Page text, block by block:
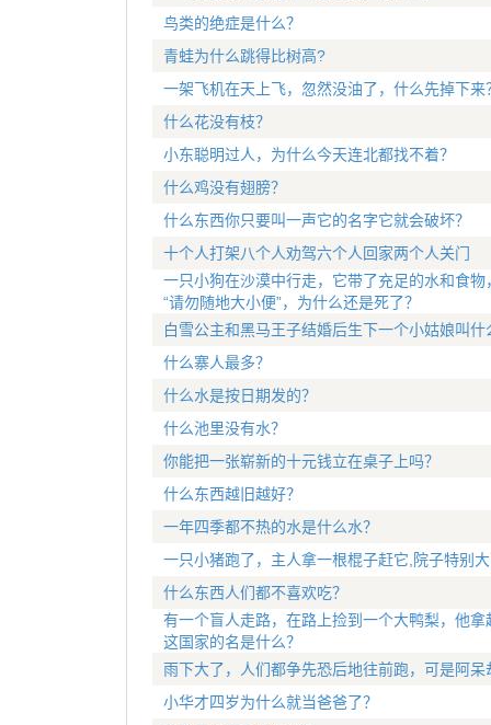
鸟类的绝症是什么？
青蛙为什么跳得比树高?
一架飞机在天上飞，忽然没油了，什么先掉下来
什么花没有枝？
小东聪明过人，为什么今天连北都找不着？
什么鸡没有翅膀？
什么东西你只要叫一声它的名字它就会破坏？
十个人打架八个人劝驾六个人回家两个人关门
一只小狗在沙漠中行走，它带了充足的水和食
“请勿随地大小便”，为什么还是死了？
白雪公主和黑马王子结婚后生下一个小姑娘叫什
什么寨人最多？
什么水是按日期发的？
什么池里没有水？
你能把一张崭新的十元钱立在桌子上吗？
什么东西越旧越好？
一年四季都不热的水是什么水？
一只小猪跑了，主人拿一根棍子赶它,院子特别
什么东西人们都不喜欢吃？
有一个盲人走路，在路上捡到一个大鸭梨，他
这国家的名是什么？
雨下大了，人们都争先恐后地往前跑，可是阿
小华才四岁为什么就当爸爸了？